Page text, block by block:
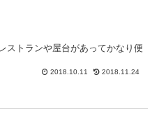
ストランや屋台があってかなり便
2018.10.11 2018.11.24